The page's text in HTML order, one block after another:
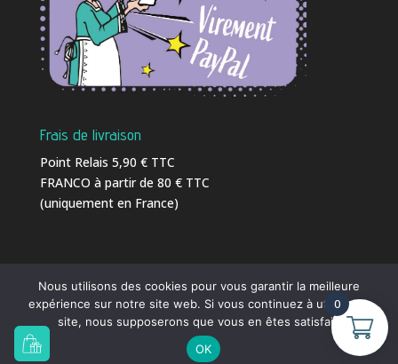
Frais de livraison
Point Relais 5,90 € TTC
FRANCO à partir de 80 € TTC
(uniquement en France)
Ⓒ 2016 - 2026C-Weed-Aquaculture| Tél. 02 23 18
41 86 |
info@c-weed-aquaculture.com
Conception et Réalisation
0
Nous utilisons des cookies pour vous garantir la meilleure
expérience sur notre site web. Si vous continuez à utiliser ce
site, nous supposerons que vous en êtes satisfait.
OK